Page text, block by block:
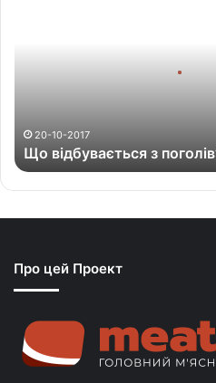
т
ь
п
о
20-10-2017
Що відбувається з
Про цей Проект